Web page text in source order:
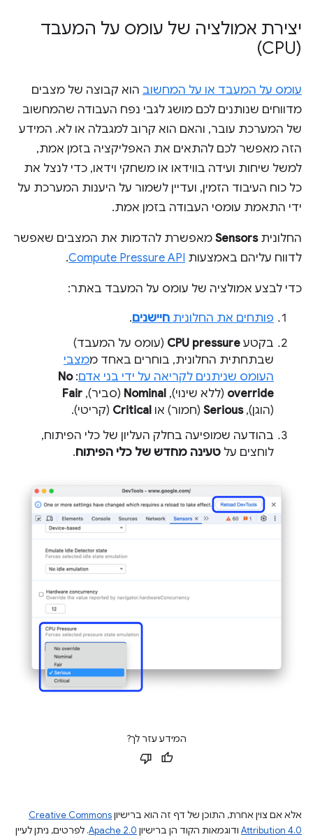
יצירת אמולציה של עומס על המעבד
(CPU)
עומס על המעבד או על המחשוב הוא קבוצה של מצבים
מדווחים שנותנים לכם מושג לגבי נפח העבודה שהמחשוב
של המערכת עובר, והאם הוא קרוב למגבלה או לא. המידע
הזה מאפשר לכם להתאים את האפליקציה בזמן אמת,
למשל שיחות ועידה בווידאו או משחקי וידאו, כדי לנצל את
כל כוח העיבוד הזמין, ועדיין לשמור על היענות המערכת על
ידי התאמת עומסי העבודה בזמן אמת.
החלוניתSensors מאפשרת להדמות את המצבים שאפשר
לדווח עליהם באמצעות Compute Pressure API
.
כדי לבצע אמולציה של עומס על המעבד באתר:
פותחים את החלונית חיישנים.
בקטע CPU pressure (עומס על המעבד)
שבתחתית החלונית, בוחרים באחד ממצבי
העומס שניתנים לקריאה על ידי בני אדם:
No
override (ללא שינוי), Nominal (סביר), Fair
(הוגן),Serious (חמור) או Critical (קריטי).
בהודעה שמופיעה בחלק העליון של כלי הפיתוח,
לוחצים על טעינה מחדש של כלי הפיתוח.
המידע עזר לך?
אלא אם צוין אחרת, התוכן של דף זה הוא ברישיוןCreative Commons
Attribution 4.0 ודוגמאות הקוד הן ברישיון Apache 2.0. לפרטים, ניתן לעיין